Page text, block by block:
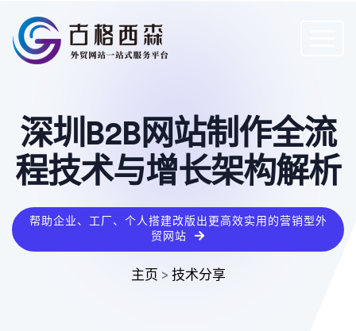
深圳B2B网站制作全流
程技术与增长架构解析
帮助企业、工厂、个人搭建改版出更高效实用的营销型外
贸网站
主页 > 技术分享